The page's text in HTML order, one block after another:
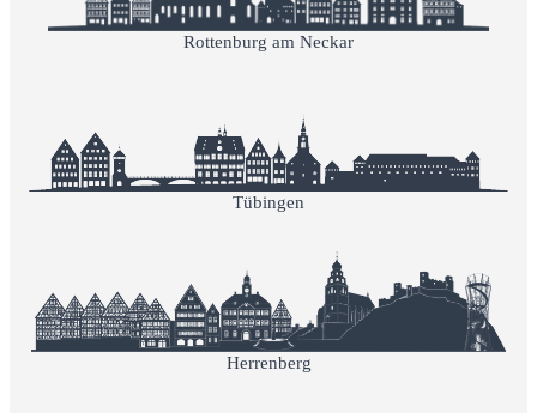
Rottenburg am Neckar
Tübingen
Herrenberg